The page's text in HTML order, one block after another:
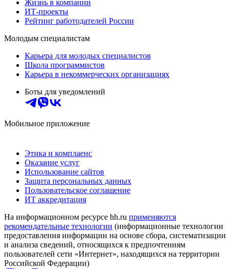
Жизнь в компании
ИТ-проекты
Рейтинг работодателей России
Молодым специалистам
Карьера для молодых специалистов
Школа программистов
Карьера в некоммерческих организациях
Боты для уведомлений
Мобильное приложение
Этика и комплаенс
Оказание услуг
Использование сайтов
Защита персональных данных
Пользовательское соглашение
ИТ аккредитация
На информационном ресурсе hh.ru применяются
рекомендательные технологии (информационные технологии
предоставления информации на основе сбора, систематизации
и анализа сведений, относящихся к предпочтениям
пользователей сети «Интернет», находящихся на территории
Российской Федерации)